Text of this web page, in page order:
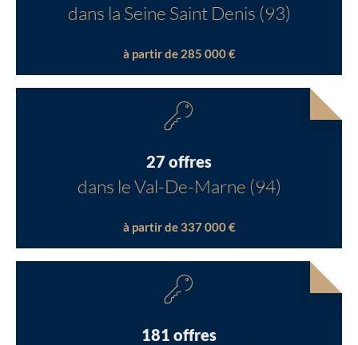
dans la Seine Saint Denis (93)
à partir de 285 000 €
27 offres
dans le Val-De-Marne (94)
à partir de 337 000 €
181 offres